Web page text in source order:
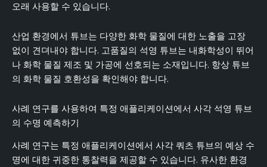
오래 사용할 수 있습니다.
산업 환경에서 튜브는 다양한 화학 물질에 대한 노출을 고장
없이 견뎌내야 합니다. 고품질의 석영 튜브는 내화학성이 뛰어
나 화학 물질 제조 및 가공에 선호되는 소재입니다. 항상 튜브
의 화학 물질 호환성을 확인해야 합니다.
사례 연구를 사용하여 특정 애플리케이션에서 사각 석영 튜브
의 수명 예측하기
사례 연구는 특정 애플리케이션에서 사각 쿼츠 튜브의 예상 수
명에 대한 귀중한 통찰력을 제공할 수 있습니다. 유사한 환경